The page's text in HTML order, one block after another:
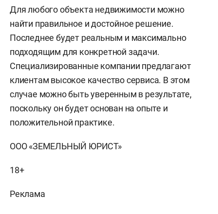
Для любого объекта недвижимости можно
найти правильное и достойное решение.
Последнее будет реальным и максимально
подходящим для конкретной задачи.
Специализированные компании предлагают
клиентам высокое качество сервиса. В этом
случае можно быть уверенным в результате,
поскольку он будет основан на опыте и
положительной практике.
ООО «ЗЕМЕЛЬНЫЙ ЮРИСТ»
18+
Реклама